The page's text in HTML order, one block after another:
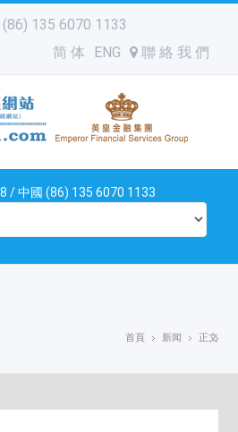
135 6070 1133
简 体
ENG 聯 絡 我 們
/ 中國 (86) 135 6070 1133
首頁 新闻 正文